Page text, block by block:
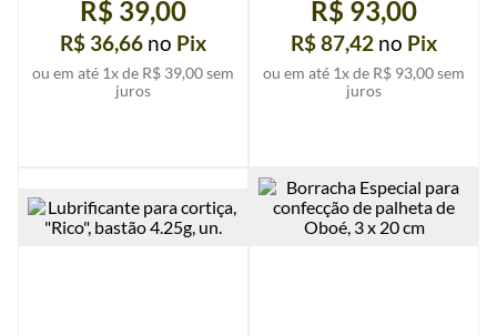
R$ 39,00
R$ 36,66 no Pix
ou em até 1x de R$ 39,00sem
juros
R$ 93,00
R$ 87,42 no Pix
ou em até 1x de R$ 93,00sem
juros
Ver mais detalhes